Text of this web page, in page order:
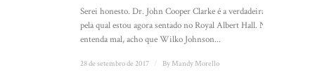
Serei honesto. Dr. John Cooper Clarke é a verdadeira razão
pela qual estou agora sentado no Royal Albert Hall. Não me
entenda mal, acho que Wilko Johnson...
28 de setembro de 2017 By Mandy Morello